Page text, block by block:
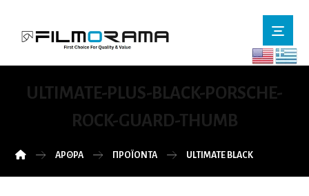
ULTIMATE-PLUS-BLACK-PORSCHE-
ROCK-GUARD-THUMB
ΆΡΘΡΑ ΠΡΟΪΌΝΤΑ ULTIMATE BLACK